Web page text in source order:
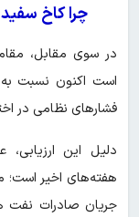
چرا کاخ
در سوی مقابل،
است اکنون نسبت
فشارهای نظامی در
دلیل این
هفته‌های اخیر
جریان صادرات نفت